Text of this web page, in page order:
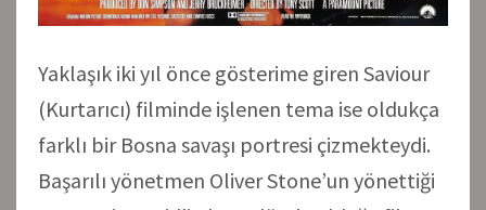
Yaklaşık iki yıl önce gösterime giren Saviour
(Kurtarıcı) filminde işlenen tema ise oldukça
farklı bir Bosna savaşı portresi çizmekteydi.
Başarılı yönetmen Oliver Stone’un yönettiği